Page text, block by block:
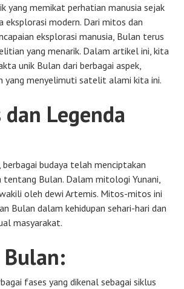
yang memikat perhatian manusia sejak
eksplorasi modern. Dari mitos dan
eksplorasi manusia, Bulan terus
yang menarik. Dalam artikel ini, kita
unik Bulan dari berbagai aspek,
yang menyelimuti satelit alami kita ini.
Legenda
berbagai budaya telah menciptakan
Bulan. Dalam mitologi Yunani,
oleh dewi Artemis. Mitos-mitos ini
Bulan dalam kehidupan sehari-hari dan
masyarakat.
Bulan:
fases yang dikenal sebagai siklus